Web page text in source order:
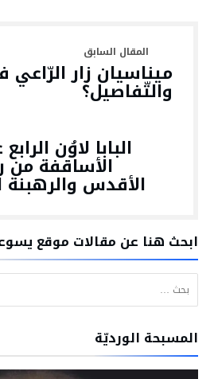
ميناسيان زار
والتّفاصيل؟
البابا لاوُن
الأساقفة من
الأقدس والرهبنة
ابحث هنا عن مقالات موقع
البحث عن:
المسبحة الورديّة